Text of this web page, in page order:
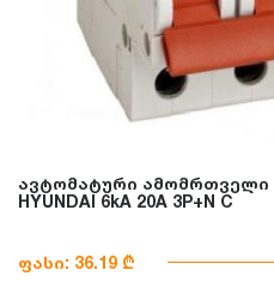
ავტომატური ამომრთველი
HYUNDAI 6kA 20A 3P+N C
ფასი: 36.19 ₾